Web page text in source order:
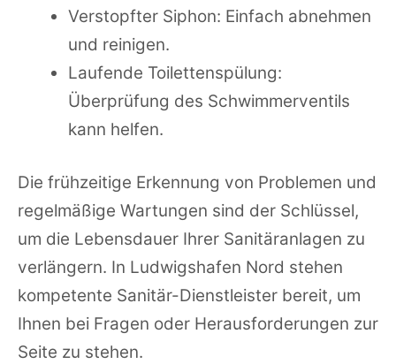
Verstopfter Siphon: Einfach abnehmen
und reinigen.
Laufende Toilettenspülung:
Überprüfung des Schwimmerventils
kann helfen.
Die frühzeitige Erkennung von Problemen und
regelmäßige Wartungen sind der Schlüssel,
um die Lebensdauer Ihrer Sanitäranlagen zu
verlängern. In Ludwigshafen Nord stehen
kompetente Sanitär-Dienstleister bereit, um
Ihnen bei Fragen oder Herausforderungen zur
Seite zu stehen.